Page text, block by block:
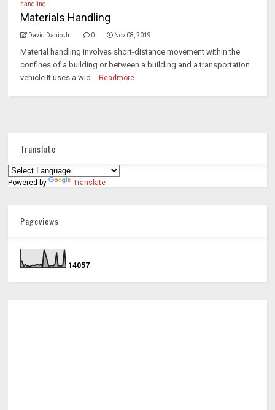
handling
Materials Handling
David Danio Jr. 0 Nov 08, 2019
Material handling involves short-distance movement within the
confines of a building or between a building and a transportation
vehicle.It uses a wid...
Readmore
Translate
Powered by Translate
Pageviews
14057